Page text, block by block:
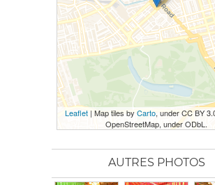
Leaflet | Map tiles byCarto, under CC BY
OpenStreetMap, under ODbL.
AUTRES PHOTOS